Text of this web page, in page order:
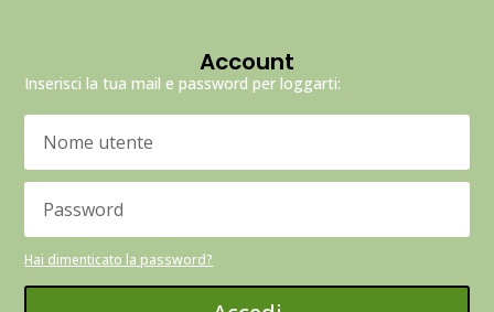
Account
Inserisci la tua mail e password per loggarti:
Hai dimenticato la password?